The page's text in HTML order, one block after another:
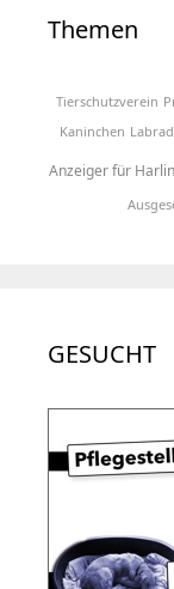
Themen
Tierschutzverein
Kaninchen
Anzeiger für
GESUCHT